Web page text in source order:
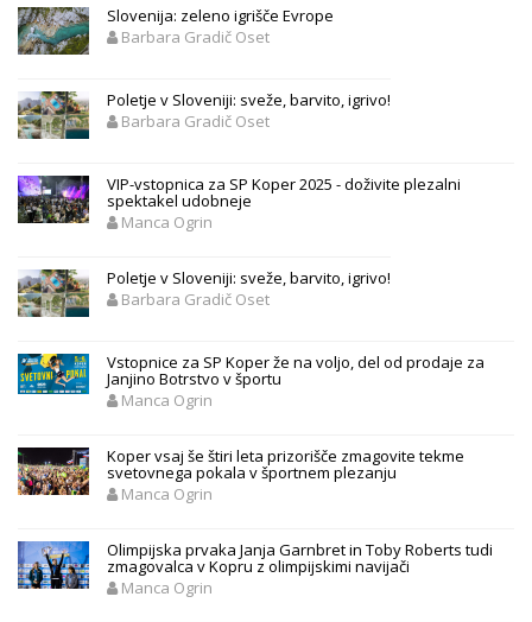
Slovenija: zeleno igrišče Evrope
Barbara Gradič Oset
Poletje v Sloveniji: sveže, barvito, igrivo!
Barbara Gradič Oset
VIP-vstopnica za SP Koper 2025 - doživite plezalni
spektakel udobneje
Manca Ogrin
Poletje v Sloveniji: sveže, barvito, igrivo!
Barbara Gradič Oset
Vstopnice za SP Koper že na voljo, del od prodaje za
Janjino Botrstvo v športu
Manca Ogrin
Koper vsaj še štiri leta prizorišče zmagovite tekme
svetovnega pokala v športnem plezanju
Manca Ogrin
Olimpijska prvaka Janja Garnbret in Toby Roberts tudi
zmagovalca v Kopru z olimpijskimi navijači
Manca Ogrin